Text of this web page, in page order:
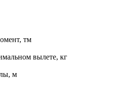
тм
вылете, кг
м